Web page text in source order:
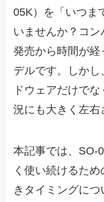
05K）を「いつま
いませんか？コン
発売から時間が
デルです。しか
ドウェアだけで
況にも大きく左右
本記事では、SO-
く使い続けるた
きタイミングに